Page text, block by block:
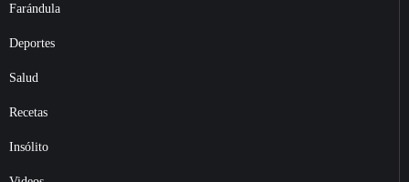
Farándula
Deportes
Salud
Recetas
Insólito